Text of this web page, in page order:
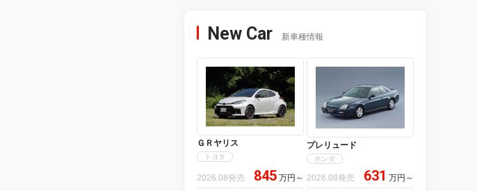
New Car 新車種情報
ＧＲヤリス
トヨタ
2026.08発売 845 万円 ～
プレリュード
ホンダ
2026.08発売 631 万円 ～